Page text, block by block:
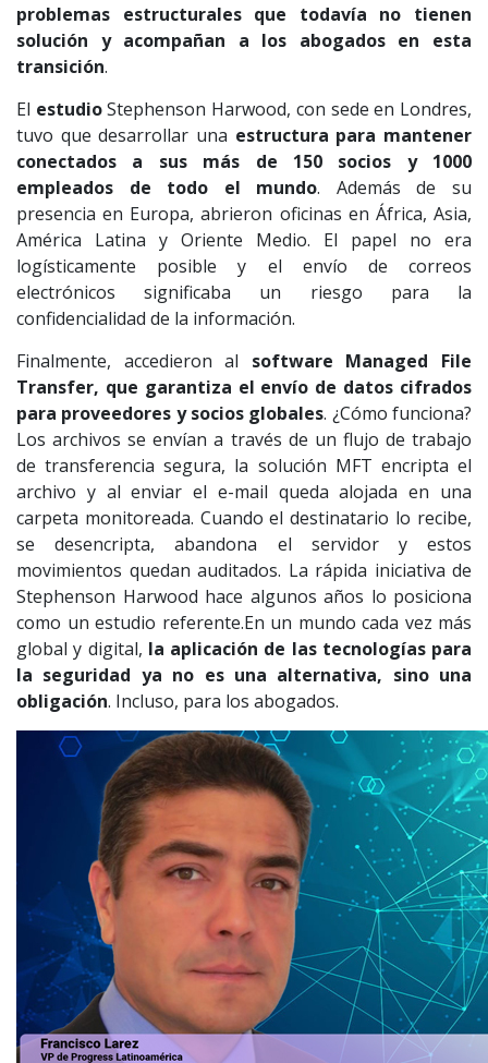
problemas estructurales que todavía no tienen
solución y acompañan a los abogados en esta
transición.
El estudioStephenson Harwood, con sede en Londres,
tuvo que desarrollar una estructura para mantener
conectados a sus más de 150 socios y 1000
empleados de todo el mundo. Además de su
presencia en Europa, abrieron oficinas en África, Asia,
América Latina y Oriente Medio. El papel no era
logísticamente posible y el envío de correos
electrónicos significaba un riesgo para la
confidencialidad de la información.
Finalmente, accedieron al software Managed File
Transfer, que garantiza el envío de datos cifrados
para proveedores y socios globales. ¿Cómo funciona?
Los archivos se envían a través de un flujo de trabajo
de transferencia segura, la solución MFT encripta el
archivo y al enviar el e-mail queda alojada en una
carpeta monitoreada. Cuando el destinatario lo recibe,
se desencripta, abandona el servidor y estos
movimientos quedan auditados. La rápida iniciativa de
Stephenson Harwood hace algunos años lo posiciona
como un estudio referente.En un mundo cada vez más
global y digital, la aplicación de las tecnologías para
la seguridad ya no es una alternativa, sino una
obligación. Incluso, para los abogados.